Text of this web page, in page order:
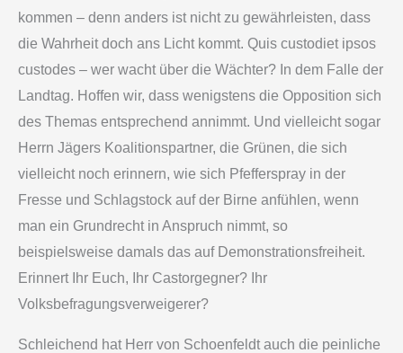
kommen – denn anders ist nicht zu gewährleisten, dass
die Wahrheit doch ans Licht kommt. Quis custodiet ipsos
custodes – wer wacht über die Wächter? In dem Falle der
Landtag. Hoffen wir, dass wenigstens die Opposition sich
des Themas entsprechend annimmt. Und vielleicht sogar
Herrn Jägers Koalitionspartner, die Grünen, die sich
vielleicht noch erinnern, wie sich Pfefferspray in der
Fresse und Schlagstock auf der Birne anfühlen, wenn
man ein Grundrecht in Anspruch nimmt, so
beispielsweise damals das auf Demonstrationsfreiheit.
Erinnert Ihr Euch, Ihr Castorgegner? Ihr
Volksbefragungsverweigerer?
Schleichend hat Herr von Schoenfeldt auch die peinliche